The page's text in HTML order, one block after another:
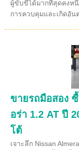
ผู้ขับขี่ได้มากที่สุดคงหนี
การควบคุมและเกิดอัน
ขายรถมือสอง
อร่า 1.2 AT ปี
โต้
เจาะลึก Nissan